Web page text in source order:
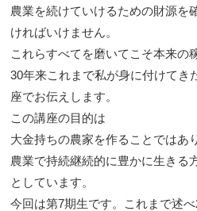
農業を続けていけるための財源を
ければいけません。
これらすべてを磨いてこそ本来の
30年来これまで私が身に付けてき
座でお伝えします。
この講座の目的は
大金持ちの農家を作ることではあ
農業で持続継続的に豊かに生きる
としています。
今回は第7期生です。これまで述